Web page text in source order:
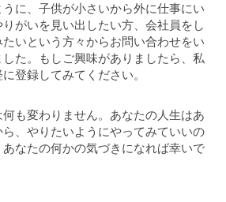
に、子供が小さいから外に仕事にい
がいを見い出したい方、会社員をし
いという方々からお問い合わせをい
た。もしご興味がありましたら、私
登録してみてください。
も変わりません。あなたの人生はあ
、やりたいようにやってみていいの
なたの何かの気づきになれば幸いで